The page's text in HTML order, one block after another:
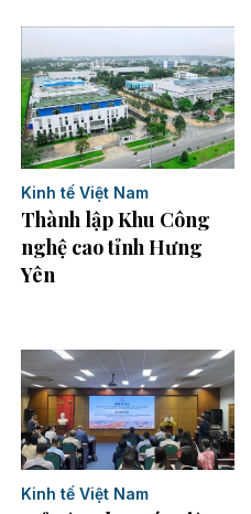
Kinh tế Việt Nam
Thành lập Khu Công
nghệ cao tỉnh Hưng
Yên
Kinh tế Việt Nam